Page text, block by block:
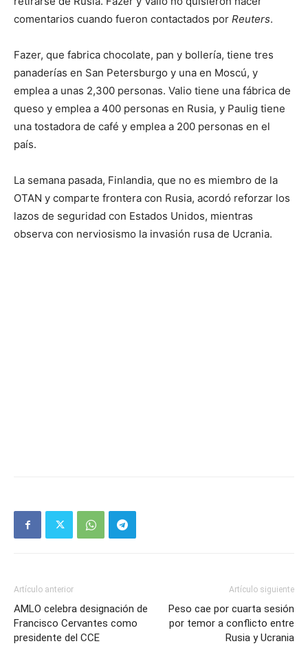
comentarios cuando fueron contactados por Reuters.
Fazer, que fabrica chocolate, pan y bollería, tiene tres
panaderías en San Petersburgo y una en Moscú, y
emplea a unas 2,300 personas. Valio tiene una fábrica de
queso y emplea a 400 personas en Rusia, y Paulig tiene
una tostadora de café y emplea a 200 personas en el
país.
La semana pasada, Finlandia, que no es miembro de la
OTAN y comparte frontera con Rusia, acordó reforzar los
lazos de seguridad con Estados Unidos, mientras
observa con nerviosismo la invasión rusa de Ucrania.
Artículo anterior
AMLO celebra designación de
Francisco Cervantes como
presidente del CCE
Artículo siguiente
Peso cae por cuarta sesión
por temor a conflicto entre
Rusia y Ucrania